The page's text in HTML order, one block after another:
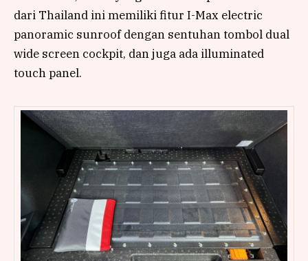
dari Thailand ini memiliki fitur I-Max electric
panoramic sunroof dengan sentuhan tombol dual
wide screen cockpit, dan juga ada illuminated
touch panel.